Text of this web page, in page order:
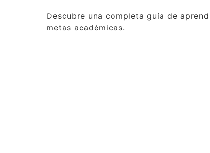
Descubre una completa guía de
metas académicas.